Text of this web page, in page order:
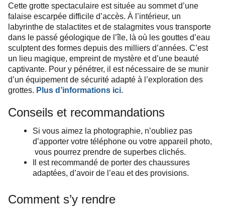
Cette grotte spectaculaire est située au sommet d’une
falaise escarpée difficile d’accès. À l’intérieur, un
labyrinthe de stalactites et de stalagmites vous transporte
dans le passé géologique de l’île, là où les gouttes d’eau
sculptent des formes depuis des milliers d’années. C’est
un lieu magique, empreint de mystère et d’une beauté
captivante. Pour y pénétrer, il est nécessaire de se munir
d’un équipement de sécurité adapté à l’exploration des
grottes. Plus d’informations ici.
Conseils et recommandations
Si vous aimez la photographie, n’oubliez pas
d’apporter votre téléphone ou votre appareil photo,
vous pourrez prendre de superbes clichés.
Il est recommandé de porter des chaussures
adaptées, d’avoir de l’eau et des provisions.
Comment s’y rendre